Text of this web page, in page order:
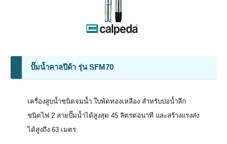
ปั๊มน้ำคาลปีด้า รุ่น SFM70
เครื่องสูบน้ำชนิดจมน้ำ ใบพัดทองเหลือง สำหรับบ่อน้ำลึก
ชนิดไฟ 2 สายปั๊มน้ำได้สูงสุด 45 ลิตรต่อนาที และสร้างแรงส่ง
ได้สูงถึง 63 เมตร